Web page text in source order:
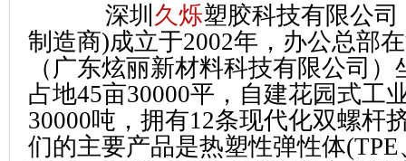
深圳 久烁塑胶科技有限公司
制造商)成立于2002年，办公总部
（广东炫丽新材料科技有限公司
占地45亩30000平，自建花园式工
30000吨，拥有12条现代化双螺杆
们的主要产品是热塑性弹性体(TPE